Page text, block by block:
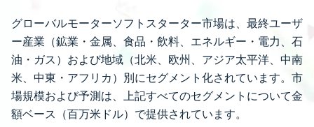
グローバルモーターソフトスターター市場は、最終ユーザ
ー産業（鉱業・金属、食品・飲料、エネルギー・電力、石
油・ガス）および地域（北米、欧州、アジア太平洋、中南
米、中東・アフリカ）別にセグメント化されています。市
場規模および予測は、上記すべてのセグメントについて金
額ベース（百万米ドル）で提供されています。